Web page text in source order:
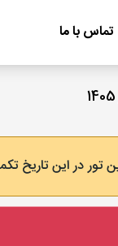
تماس با ما
تور در این تاریخ